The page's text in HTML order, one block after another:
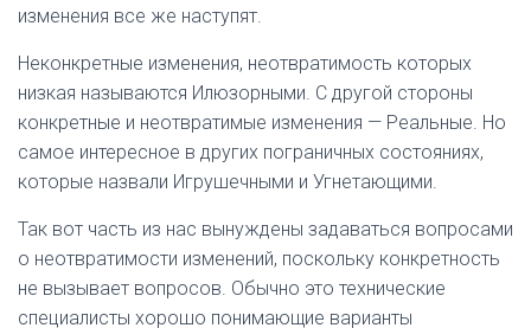
изменения все же наступят.
Неконкретные изменения, неотвратимость которых
низкая называются Илюзорными. С другой стороны
конкретные и неотвратимые изменения — Реальные. Но
самое интересное в других пограничных состояниях,
которые назвали Игрушечными и Угнетающими.
Так вот часть из нас вынуждены задаваться вопросами
о неотвратимости изменений, поскольку конкретность
не вызывает вопросов. Обычно это технические
специалисты хорошо понимающие варианты